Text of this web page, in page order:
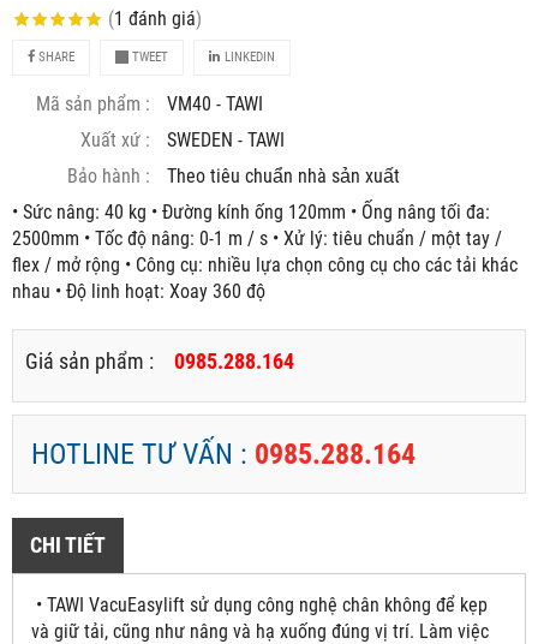
(1 đánh giá)
SHARE TWEET LINKEDIN
Mã sản phẩm :
VM40 - TAWI
Xuất xứ :
SWEDEN - TAWI
Bảo hành :
Theo tiêu chuẩn nhà sản xuất
• Sức nâng: 40 kg • Đường kính ống 120mm • Ống nâng tối đa:
2500mm • Tốc độ nâng: 0-1 m / s • Xử lý: tiêu chuẩn / một tay /
flex / mở rộng • Công cụ: nhiều lựa chọn công cụ cho các tải khác
nhau • Độ linh hoạt: Xoay 360 độ
Giá sản phẩm : 0985.288.164
HOTLINE TƯ VẤN : 0985.288.164
CHI TIẾT
• TAWI VacuEasylift sử dụng công nghệ chân không để kẹp
và giữ tải, cũng như nâng và hạ xuống đúng vị trí. Làm việc